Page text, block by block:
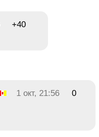
+40
1 окт, 21:56 0